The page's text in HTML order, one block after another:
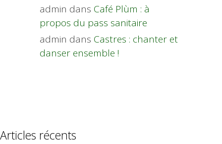
admin dans Café Plùm : à
propos du pass sanitaire
admin dans Castres : chanter et
danser ensemble !
Articles récents